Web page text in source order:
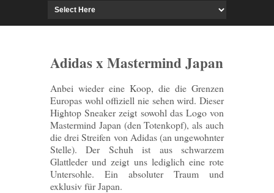
Adidas x Mastermind Japan
Anbei wieder eine Koop, die die Grenzen
Europas wohl offiziell nie sehen wird. Dieser
Hightop Sneaker zeigt sowohl das Logo von
Mastermind Japan (den Totenkopf), als auch
die drei Streifen von Adidas (an ungewohnter
Stelle). Der Schuh ist aus schwarzem
Glattleder und zeigt uns lediglich eine rote
Untersohle. Ein absoluter Traum und
exklusiv für Japan.